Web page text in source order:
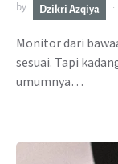
by Dzikri Azqiya
Monitor dari
sesuai. Tapi
umumnya…